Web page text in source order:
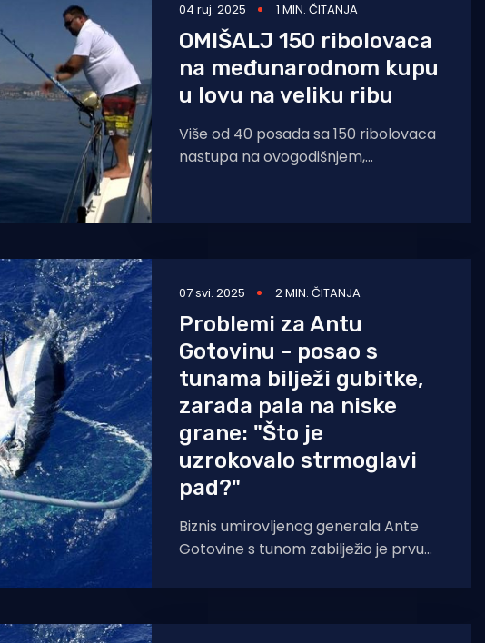
04 ruj. 2025 1 MIN. ČITANJA
OMIŠALJ 150 ribolovaca
na međunarodnom kupu
u lovu na veliku ribu
Više od 40 posada sa 150 ribolovaca
nastupa na ovogodišnjem,
07 svi. 2025 2 MIN. ČITANJA
Problemi za Antu
Gotovinu - posao s
tunama bilježi gubitke,
zarada pala na niske
grane: "Što je
uzrokovalo strmoglavi
pad?"
Biznis umirovljenog generala Ante
Gotovine s tunom zabilježio je prvu
razliku od rekordne 2023.